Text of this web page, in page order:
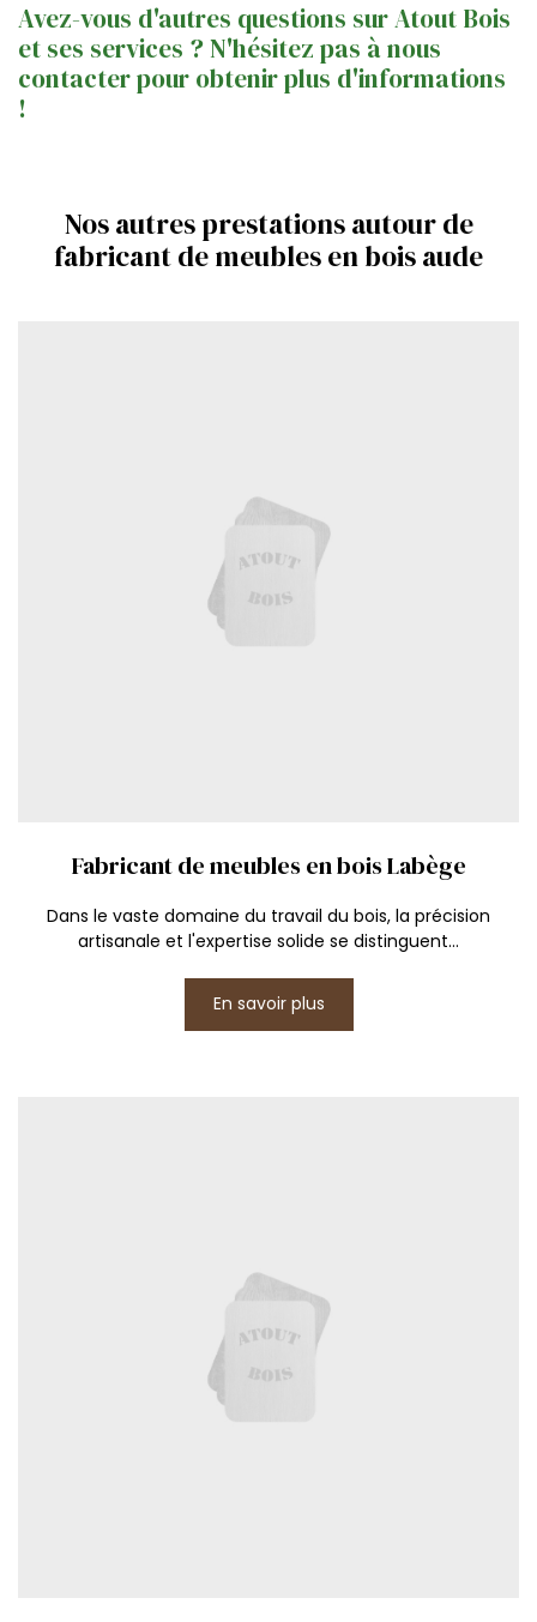
Avez-vous d'autres questions sur Atout Bois
et ses services ? N'hésitez pas à nous
contacter pour obtenir plus d'informations
!
Nos autres prestations autour de
fabricant de meubles en bois aude
Fabricant de meubles en bois Labège
Dans le vaste domaine du travail du bois, la précision
artisanale et l'expertise solide se distinguent...
En savoir plus